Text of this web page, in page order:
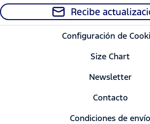
Recibe
Configuración de
Size Chart
Newsletter
Contacto
Condiciones de envío